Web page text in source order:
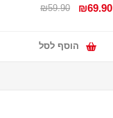
₪69.90
₪59.90
הוסף לסל